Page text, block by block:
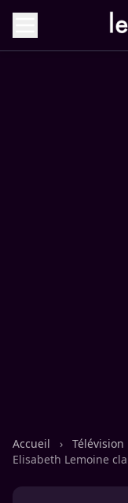
Accueil › Télévision
Elisabeth Lemoine